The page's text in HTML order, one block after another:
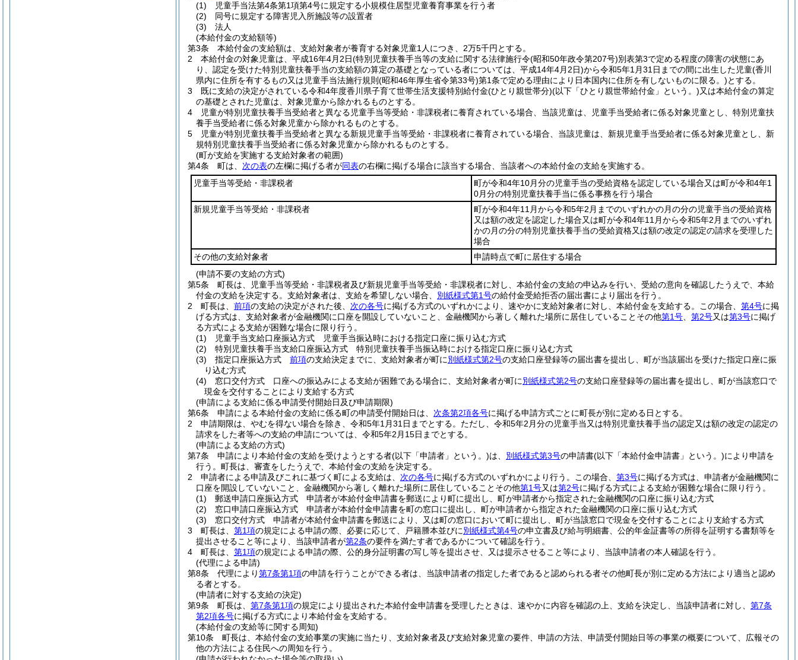
(1)
児童手当法第4条第1項第4号に規定する小規模住居型児童養育事業を行う者
(2)
同号に規定する障害児入所施設等の設置者
(3)
法人
(本給付金の支給額等)
第3条
本給付金の支給額は、支給対象者が養育する対象児童1人につき、2万5千円とする。
2
本給付金の対象児童は、平成16年4月2日(特別児童扶養手当等の支給に関する法律施行令(昭和50年政令第207号)別表第3で定める程度の障害の状態にあ
り、認定を受けた特別児童扶養手当の支給額の算定の基礎となっている者については、平成14年4月2日)から令和5年1月31日までの間に出生した児童(香川
県内に住所を有するもの又は児童手当法施行規則 (昭和46年厚生省令第33号)第1条で定める理由により日本国内に住所を有しないものに限る。)とする。
3
既に支給の決定がされている令和4年度香川県子育て世帯生活支援特別給付金(ひとり親世帯分)(以下「ひとり親世帯給付金」という。)又は本給付金の算定
の基礎とされた児童は、対象児童から除かれるものとする。
4
児童が特別児童扶養手当受給者と異なる児童手当等受給・非課税者に養育されている場合、当該児童は、児童手当受給者に係る対象児童とし、特別児童扶
養手当受給者に係る対象児童から除かれるものとする。
5
児童が特別児童扶養手当受給者と異なる新規児童手当等受給・非課税者に養育されている場合、当該児童は、新規児童手当受給者に係る対象児童とし、新
規特別児童扶養手当受給者に係る対象児童から除かれるものとする。
(町が支給を実施する支給対象者の範囲)
第4条
町は、 次の表の左欄に掲げる者が同表の右欄に掲げる場合に該当する場合、当該者への本給付金の支給を実施する。
児童手当等受給・非課税者
町が令和4年10月分の児童手当の受給資格を認定している場合又は町が令和4年1
0月分の特別児童扶養手当に係る事務を行う場合
新規児童手当等受給・非課税者
町が令和4年11月から令和5年2月までのいずれかの月の分の児童手当の受給資格
又は額の改定を認定した場合又は町が令和4年11月から令和5年2月までのいずれ
かの月の分の特別児童扶養手当の受給資格又は額の改定の認定の請求を受理した
場合
その他の支給対象者
申請時点で町に居住する場合
(申請不要の支給の方式)
第5条
町長は、児童手当等受給・非課税者及び新規児童手当等受給・非課税者に対し、本給付金の支給の申込みを行い、受給の意向を確認したうえで、本給
付金の支給を決定する。 支給対象者は、支給を希望しない場合、 別紙様式第1号の給付金受給拒否の届出書により届出を行う。
2
町長は、 前項の支給の決定がされた後、 次の各号に掲げる方式のいずれかにより、速やかに支給対象者に対し、本給付金を支給する。 この場合、 第4号に掲
げる方式は、支給対象者が金融機関に口座を開設していないこと、金融機関から著しく離れた場所に居住していることその他第1号 第2号又は第3号に掲げ
る方式による支給が困難な場合に限り行う。
(1)
児童手当支給口座振込方式 児童手当振込時における指定口座に振り込む方式
(2)
特別児童扶養手当支給口座振込方式 特別児童扶養手当振込時における指定口座に振り込む方式
(3)
指定口座振込方式 前項の支給決定までに、支給対象者が町に別紙様式第2号の支給口座登録等の届出書を提出し、町が当該届出を受けた指定口座に振
り込む方式
(4)
窓口交付方式 口座への振込みによる支給が困難である場合に、支給対象者が町に別紙様式第2号の支給口座登録等の届出書を提出し、町が当該窓口で
現金を交付することにより支給する方式
(申請による支給に係る申請受付開始日及び申請期限)
第6条
申請による本給付金の支給に係る町の申請受付開始日は、 次条第2項各号に掲げる申請方式ごとに町長が別に定める日とする。
2
申請期限は、やむを得ない場合を除き、令和5年1月31日までとする。 ただし、令和5年2月分の児童手当又は特別児童扶養手当の認定又は額の改定の認定の
請求をした者等への支給の申請については、令和5年2月15日までとする。
(申請による支給の方式)
第7条
申請により本給付金の支給を受けようとする者(以下「申請者」という。)は、 別紙様式第3号の申請書(以下「本給付金申請書」という。)により申請を
行う。 町長は、審査をしたうえで、本給付金の支給を決定する。
2
申請者による申請及びこれに基づく町による支給は、 次の各号に掲げる方式のいずれかにより行う。 この場合、 第3号に掲げる方式は、申請者が金融機関に
口座を開設していないこと、金融機関から著しく離れた場所に居住していることその他第1号又は第2号に掲げる方式による支給が困難な場合に限り行う。
(1)
郵送申請口座振込方式 申請者が本給付金申請書を郵送により町に提出し、町が申請者から指定された金融機関の口座に振り込む方式
(2)
窓口申請口座振込方式 申請者が本給付金申請書を町の窓口に提出し、町が申請者から指定された金融機関の口座に振り込む方式
(3)
窓口交付方式 申請者が本給付金申請書を郵送により、又は町の窓口において町に提出し、町が当該窓口で現金を交付することにより支給する方式
3
町長は、 第1項の規定による申請の際、必要に応じて、戸籍謄本並びに別紙様式第4号の申立書及び給与明細書、公的年金証書等の所得を証明する書類等を
提出させること等により、当該申請者が第2条の要件を満たす者であるかについて確認を行う。
4
町長は、 第1項の規定による申請の際、公的身分証明書の写し等を提出させ、又は提示させること等により、当該申請者の本人確認を行う。
(代理による申請)
第8条
代理により第7条第1項の申請を行うことができる者は、当該申請者の指定した者であると認められる者その他町長が別に定める方法により適当と認め
る者とする。
(申請者に対する支給の決定)
第9条
町長は、 第7条第1項の規定により提出された本給付金申請書を受理したときは、速やかに内容を確認の上、支給を決定し、当該申請者に対し、 第7条
第2項各号に掲げる方式により本給付金を支給する。
(本給付金の支給等に関する周知)
第10条
町長は、本給付金の支給事業の実施に当たり、支給対象者及び支給対象児童の要件、申請の方法、申請受付開始日等の事業の概要について、広報その
他の方法による住民への周知を行う。